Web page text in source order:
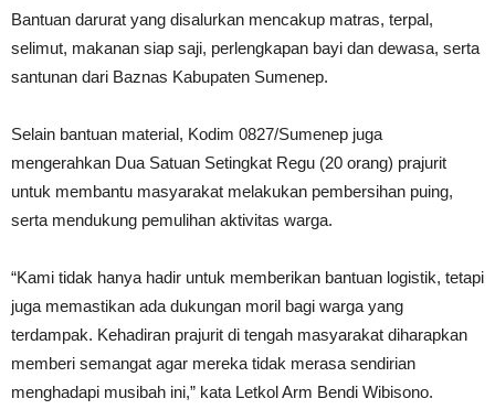
Bantuan darurat yang disalurkan mencakup matras, terpal,
selimut, makanan siap saji, perlengkapan bayi dan dewasa, serta
santunan dari Baznas Kabupaten Sumenep.
Selain bantuan material, Kodim 0827/Sumenep juga
mengerahkan Dua Satuan Setingkat Regu (20 orang) prajurit
untuk membantu masyarakat melakukan pembersihan puing,
serta mendukung pemulihan aktivitas warga.
“Kami tidak hanya hadir untuk memberikan bantuan logistik, tetapi
juga memastikan ada dukungan moril bagi warga yang
terdampak. Kehadiran prajurit di tengah masyarakat diharapkan
memberi semangat agar mereka tidak merasa sendirian
menghadapi musibah ini,” kata Letkol Arm Bendi Wibisono.